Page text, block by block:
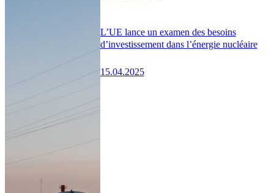
L’UE lance un examen des besoins
d’investissement dans l’énergie nucléaire
15.04.2025